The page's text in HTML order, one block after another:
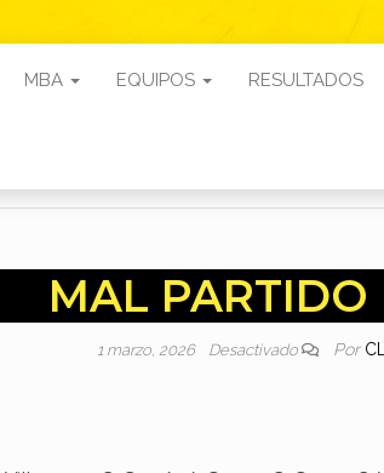
MBA EQUIPOS RESULTADOS
MAL PARTIDO
1 marzo, 2026 Desactivado Por